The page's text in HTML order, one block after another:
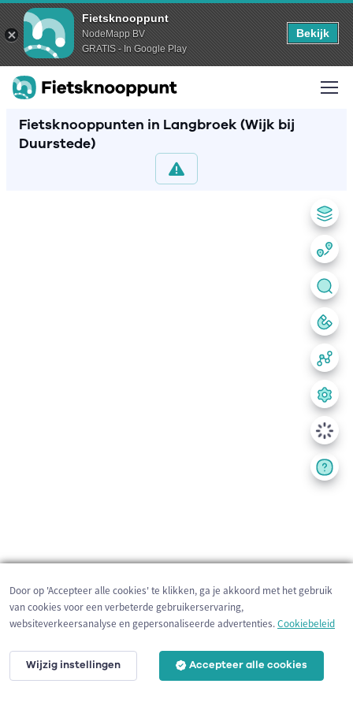
Fietsknooppunt
NodeMapp BV
GRATIS - In Google Play
Bekijk
Fietsknooppunten in Langbroek (Wijk bij
Duurstede)
200 m
Door op 'Accepteer alle cookies' te klikken, ga je akkoord met het gebruik
van cookies voor een verbeterde gebruikerservaring,
websiteverkeersanalyse en gepersonaliseerde advertenties.Cookiebeleid
Wijzig instellingen Accepteer alle cookies